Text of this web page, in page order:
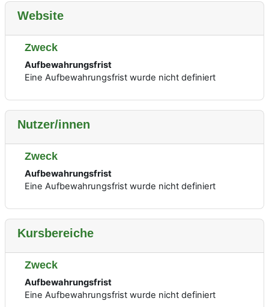
Website
Zweck
Aufbewahrungsfrist
Eine Aufbewahrungsfrist wurde nicht definiert
Nutzer/innen
Zweck
Aufbewahrungsfrist
Eine Aufbewahrungsfrist wurde nicht definiert
Kursbereiche
Zweck
Aufbewahrungsfrist
Eine Aufbewahrungsfrist wurde nicht definiert